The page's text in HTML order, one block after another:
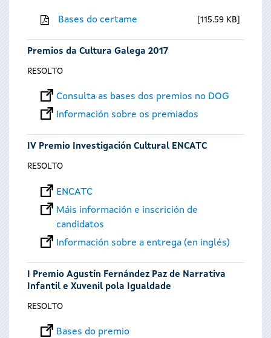
Bases do certame 115.59 KB
Premios da Cultura Galega 2017
RESOLTO
Consulta as bases dos premios no DOG
Información sobre os premiados
IV Premio Investigación Cultural ENCATC
RESOLTO
ENCATC
Máis información e inscrición de
candidatos
Información sobre a entrega (en inglés)
I Premio Agustín Fernández Paz de Narrativa
Infantil e Xuvenil pola Igualdade
RESOLTO
Bases do premio